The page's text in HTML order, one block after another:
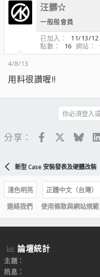
汪髒☆
一般般會員
已加入
11/13/12
點數
16 網站
4/8/13
用料很讚喔!!
你必須登入
分享： Facebook
新型 Case 安裝發表及硬體改裝
淺色明亮
正體中文（台灣）
連絡我們
使用條款與網站規範
論壇統計
主題
訊息